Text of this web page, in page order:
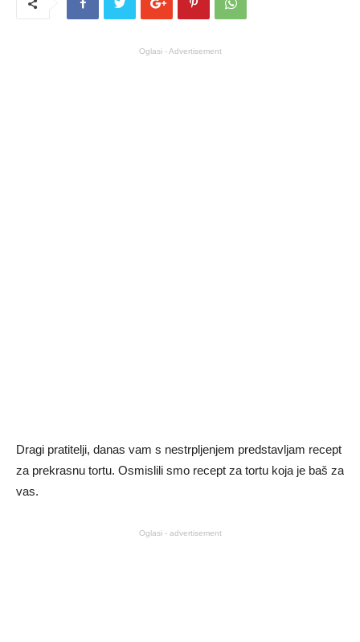
Oglasi - Advertisement
Dragi pratitelji, danas vam s nestrpljenjem predstavljam recept
za prekrasnu tortu. Osmislili smo recept za tortu koja je baš za
vas.
Oglasi - advertisement